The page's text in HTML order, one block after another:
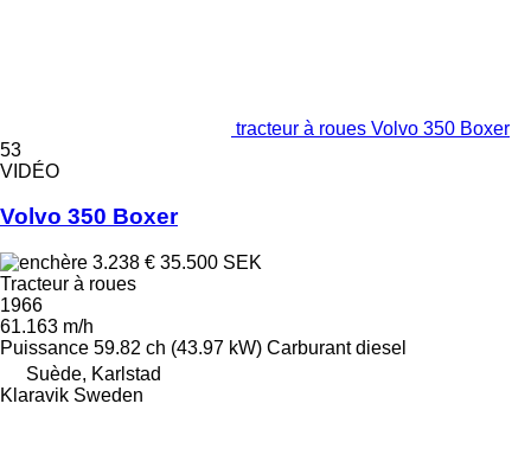
tracteur à roues Volvo 350 Boxer
53
VIDÉO
Volvo 350 Boxer
3.238 € 35.500 SEK
Tracteur à roues
1966
61.163 m/h
Puissance 59.82 ch (43.97 kW) Carburant diesel
Suède, Karlstad
Klaravik Sweden